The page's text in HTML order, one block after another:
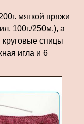
мягкой пряжи
100г./250м.), а
спицы
игла и 6